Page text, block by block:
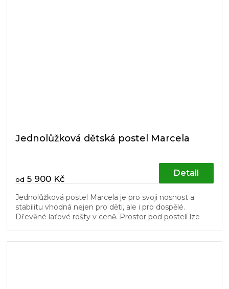
Jednolůžková dětská postel Marcela
od 5 900 Kč
Detail
Jednolůžková postel Marcela je pro svoji nosnost a
stabilitu vhodná nejen pro děti, ale i pro dospělé.
Dřevěné laťové rošty v ceně. Prostor pod postelí lze